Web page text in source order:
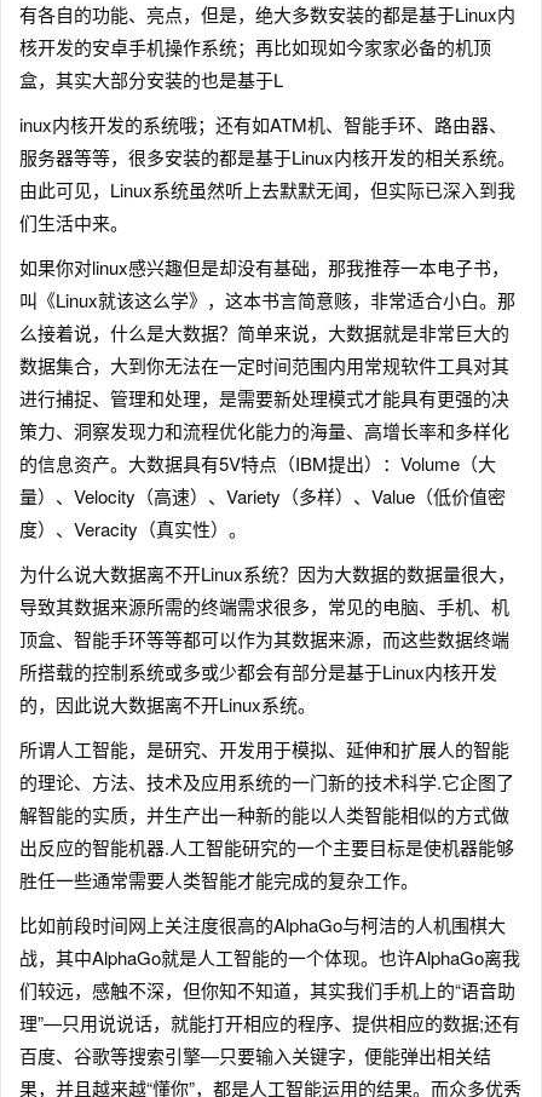
有各自的功能、亮点，但是，绝大多数安装的都是基于Linux内
核开发的安卓手机操作系统；再比如现如今家家必备的机顶
盒，其实大部分安装的也是基于L
inux内核开发的系统哦；还有如ATM机、智能手环、路由器、
服务器等等，很多安装的都是基于Linux内核开发的相关系统。
由此可见，Linux系统虽然听上去默默无闻，但实际已深入到我
们生活中来。
如果你对linux感兴趣但是却没有基础，那我推荐一本电子书，
叫《Linux就该这么学》，这本书言简意赅，非常适合小白。那
么接着说，什么是大数据？简单来说，大数据就是非常巨大的
数据集合，大到你无法在一定时间范围内用常规软件工具对其
进行捕捉、管理和处理，是需要新处理模式才能具有更强的决
策力、洞察发现力和流程优化能力的海量、高增长率和多样化
的信息资产。大数据具有5V特点（IBM提出）：Volume（大
量）、Velocity（高速）、Variety（多样）、Value（低价值密
度）、Veracity（真实性）。
为什么说大数据离不开Linux系统？因为大数据的数据量很大，
导致其数据来源所需的终端需求很多，常见的电脑、手机、机
顶盒、智能手环等等都可以作为其数据来源，而这些数据终端
所搭载的控制系统或多或少都会有部分是基于Linux内核开发
的，因此说大数据离不开Linux系统。
所谓人工智能，是研究、开发用于模拟、延伸和扩展人的智能
的理论、方法、技术及应用系统的一门新的技术科学.它企图了
解智能的实质，并生产出一种新的能以人类智能相似的方式做
出反应的智能机器.人工智能研究的一个主要目标是使机器能够
胜任一些通常需要人类智能才能完成的复杂工作。
比如前段时间网上关注度很高的AlphaGo与柯洁的人机围棋大
战，其中AlphaGo就是人工智能的一个体现。也许AlphaGo离我
们较远，感触不深，但你知不知道，其实我们手机上的“语音助
理”—只用说说话，就能打开相应的程序、提供相应的数据;还有
百度、谷歌等搜索引擎—只要输入关键字，便能弹出相关结
果，并且越来越“懂你”，都是人工智能运用的结果。而众多优秀